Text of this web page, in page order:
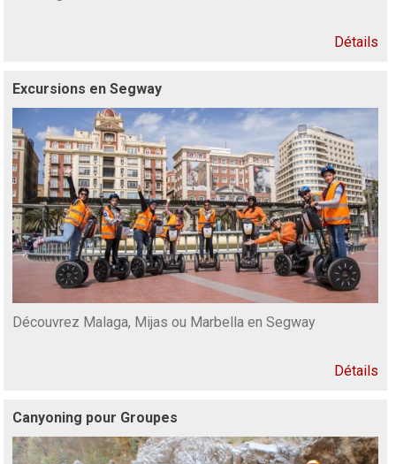
Détails
Excursions en Segway
Découvrez Malaga, Mijas ou Marbella en Segway
Détails
Canyoning pour Groupes